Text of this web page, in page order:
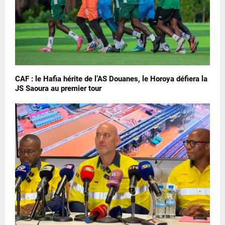
CAF : le Hafia hérite de l’AS Douanes, le Horoya défiera la
JS Saoura au premier tour